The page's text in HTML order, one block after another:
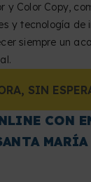
y Color Copy,
y tecnología de
siempre un
SIN
CON
MARÍA